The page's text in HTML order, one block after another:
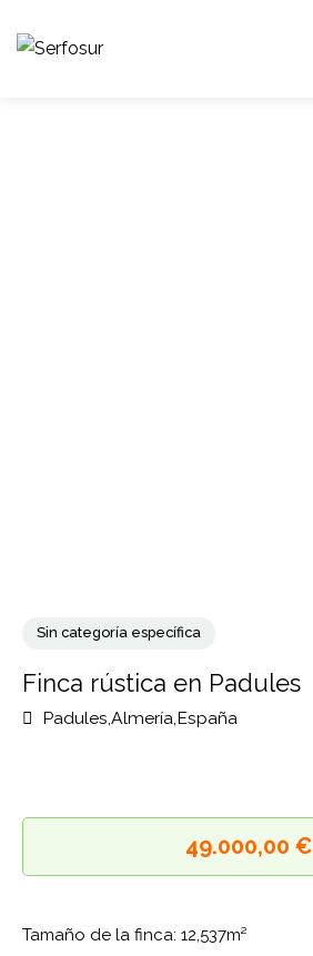
Sin categoría específica
49.000,00 €
Tamaño de la finca: 12,537m²